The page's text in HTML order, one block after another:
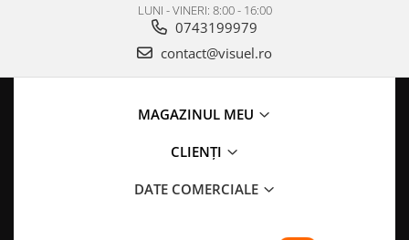
LUNI - VINERI: 8:00 - 16:00
0743199979
contact@visuel.ro
MAGAZINUL MEU
CLIENȚI
DATE COMERCIALE